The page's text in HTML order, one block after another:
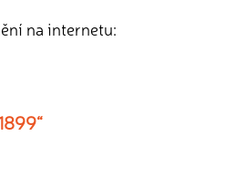
na internetu: